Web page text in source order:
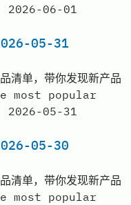
06-01
05-31
单，带你发现新产品
most popular
05-31
05-30
单，带你发现新产品
most popular